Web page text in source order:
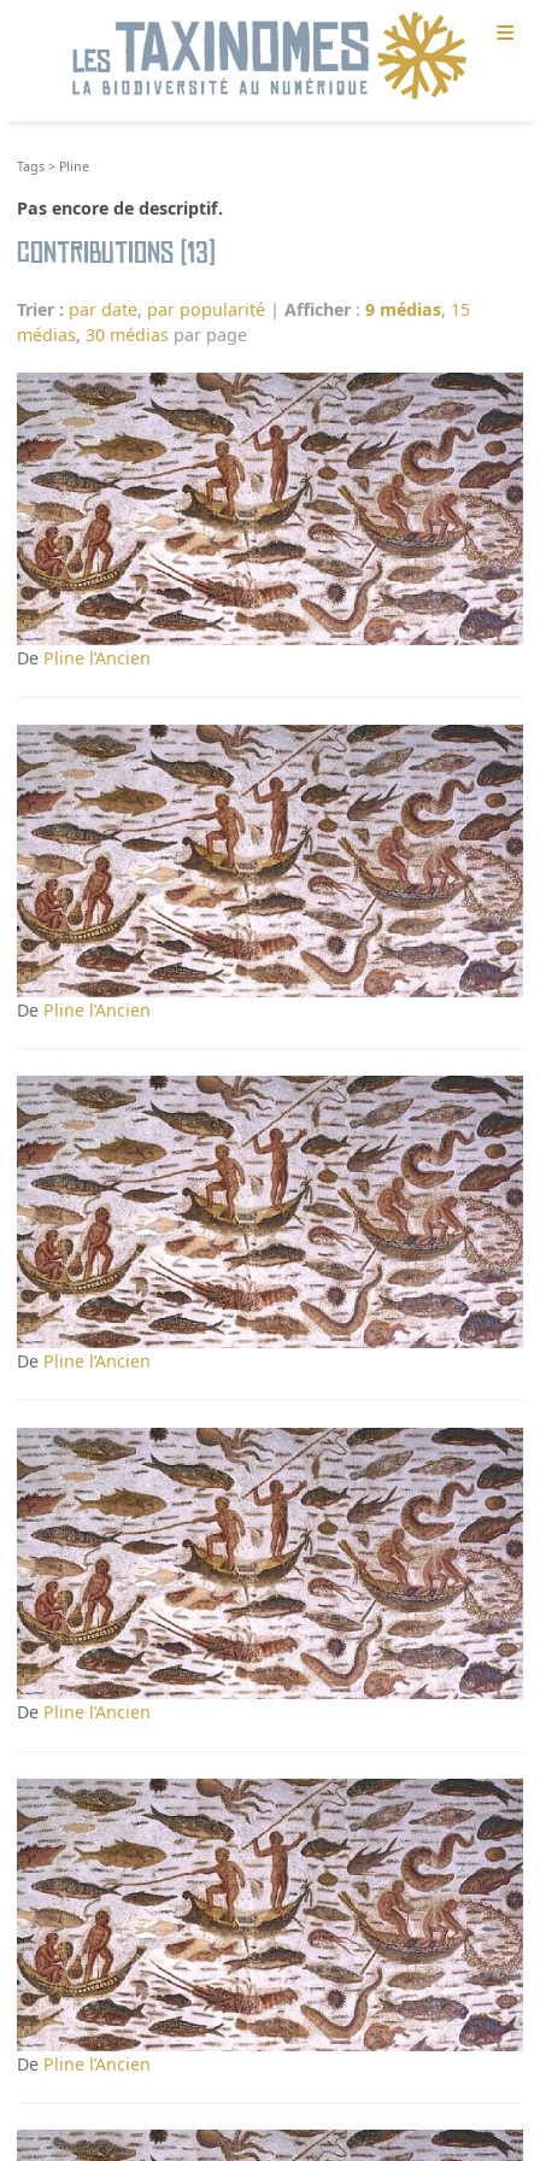
≡
Tags > Pline
Pas encore de descriptif.
Contributions (13)
Trier : par date, par popularité |Afficher :9 médias, 15
médias,30 médias par page
De Pline l’Ancien
De Pline l’Ancien
De Pline l’Ancien
De Pline l’Ancien
De Pline l’Ancien